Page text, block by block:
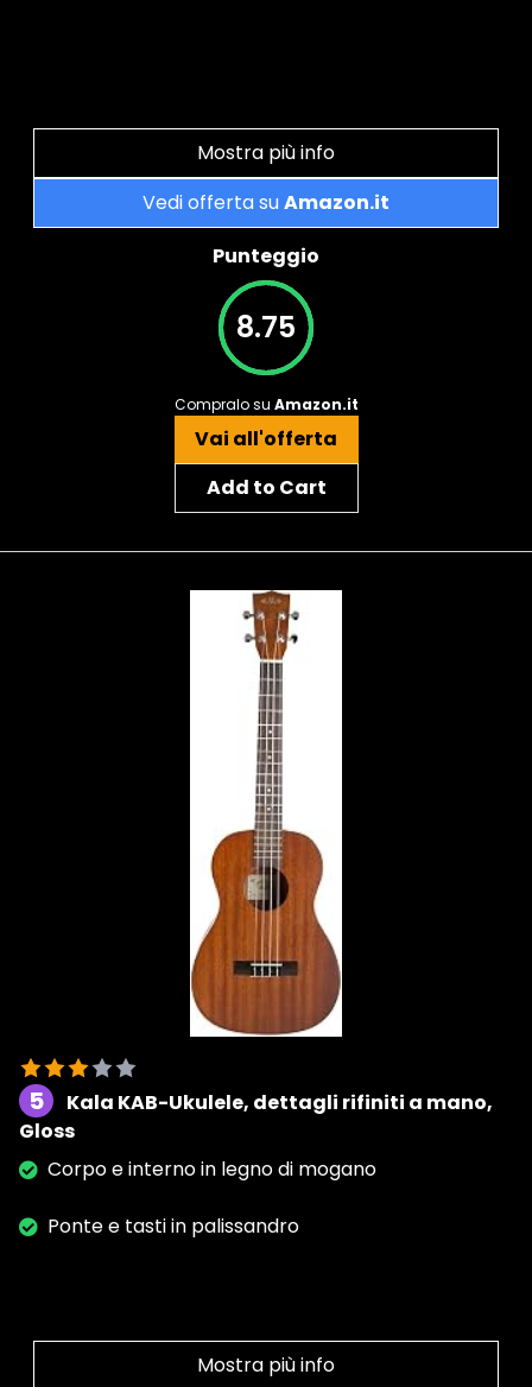
Mostra più info
Vedi offerta suAmazon.it
Punteggio
8.75
Compralo su Amazon.it
Vai all'offerta
Add to Cart
5
Kala KAB-Ukulele, dettagli rifiniti a mano,
Gloss
Corpo e interno in legno di mogano
Ponte e tasti in palissandro
Mostra più info